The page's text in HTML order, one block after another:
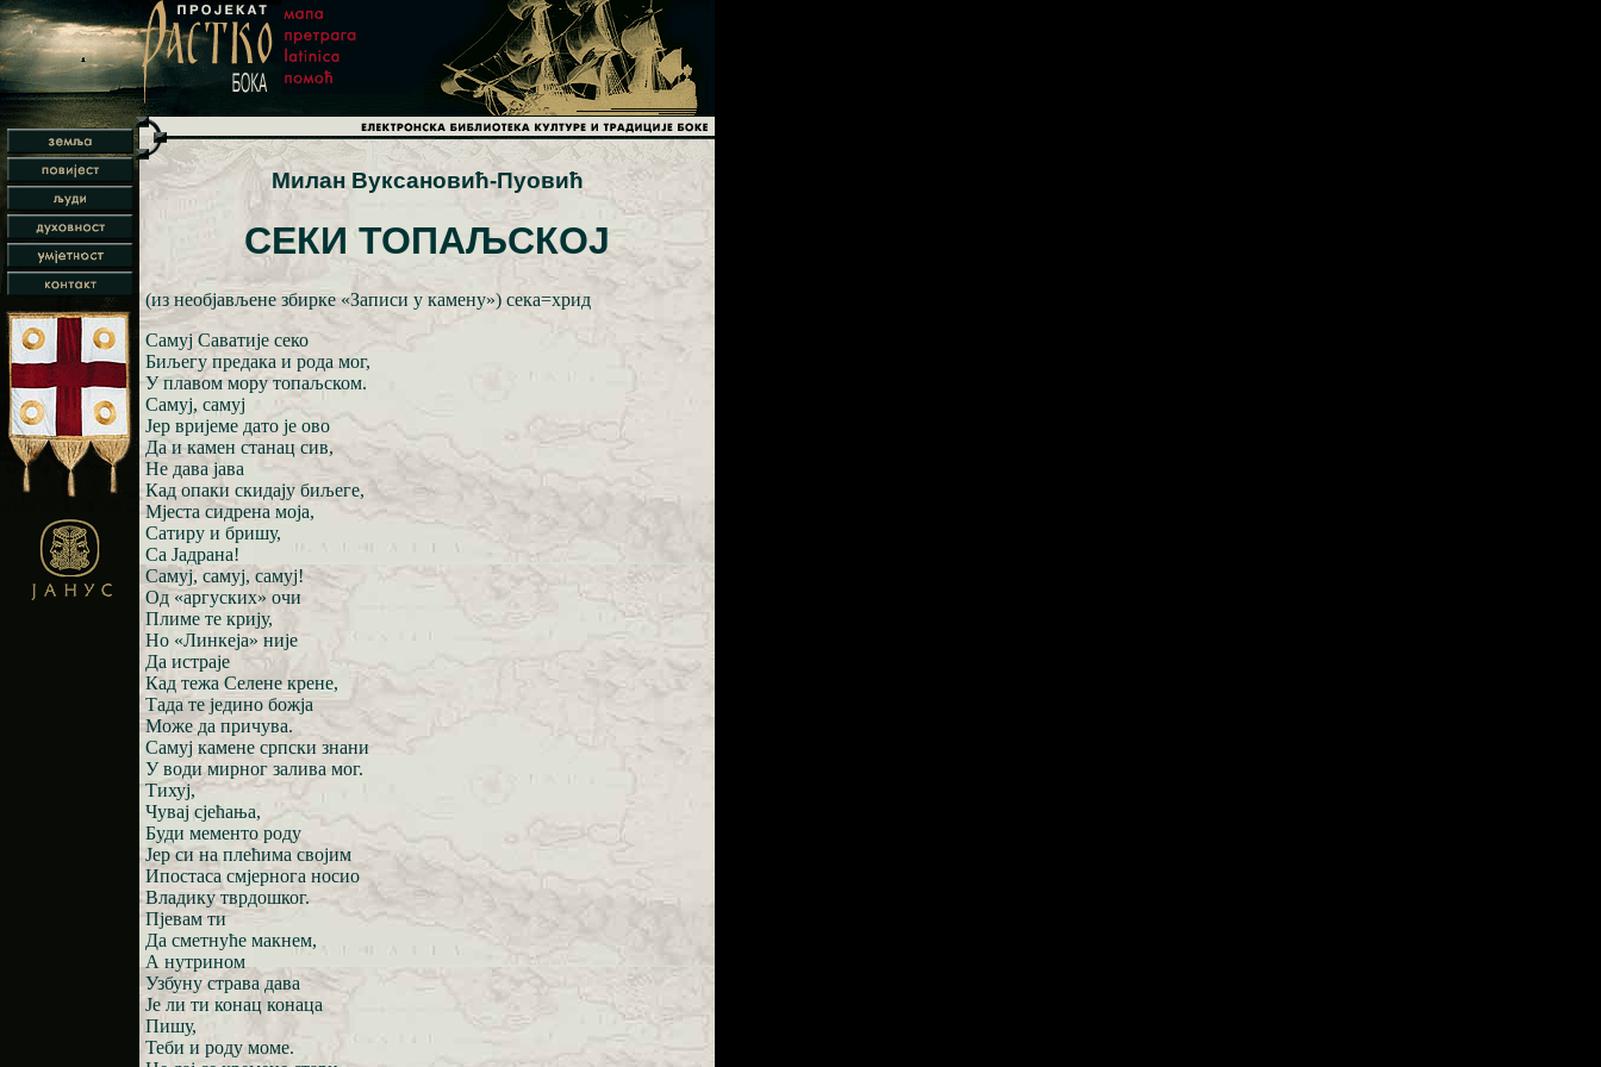
Милан Вуксановић-Пуовић
СЕКИ ТОПАЉСКОЈ
(из необјављене збирке «Записи у камену») сека=хрид
Самуј Саватије секо
Биљегу предака и рода мог,
У плавом мору топаљском.
Самуј, самуј
Јер вријеме дато је ово
Да и камен станац сив,
Не дава јава
Кад опаки скидају биљеге,
Мјеста сидрена моја,
Сатиру и бришу,
Са Јадрана!
Самуј, самуј, самуј!
Од «аргуских» очи
Плиме те крију,
Но «Линкеја» није
Да истраје
Кад тежа Селене крене,
Тада те једино божја
Може да причува.
Самуј камене српски знани
У води мирног залива мог.
Тихуј,
Чувај сјећања,
Буди мементо роду
Јер си на плећима својим
Ипостаса смјернога носио
Владику тврдошког.
Пјевам ти
Да сметнуће макнем,
А нутрином
Узбуну страва дава
Је ли ти конац конаца
Пишу,
Теби и роду моме.